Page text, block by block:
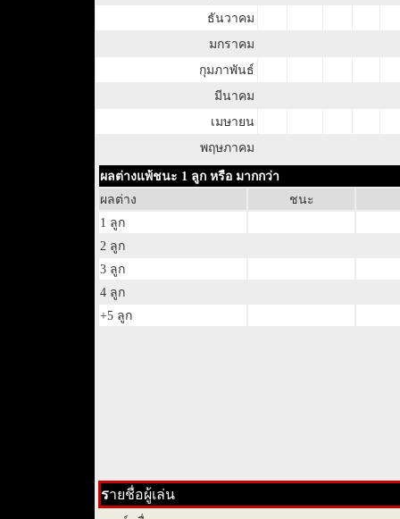
ธันวาคม
มกราคม
กุมภาพันธ์
มีนาคม
เมษายน
พฤษภาคม
ผลต่างแพ้ชนะ 1 ลูก หรือ มากกว่า
ผลต่าง
ชนะ
1 ลูก
2 ลูก
3 ลูก
4 ลูก
+5 ลูก
รายชื่อผู้เล่น